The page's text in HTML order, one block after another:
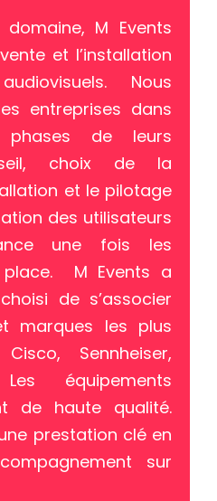
M Events
et l’installation
Nous
entreprises dans
phases de leurs
choix de la
et le pilotage
des utilisateurs
une fois les
place. M Events a
de s’associer
marques les plus
Sennheiser,
équipements
de haute qualité.
prestation clé en
sur